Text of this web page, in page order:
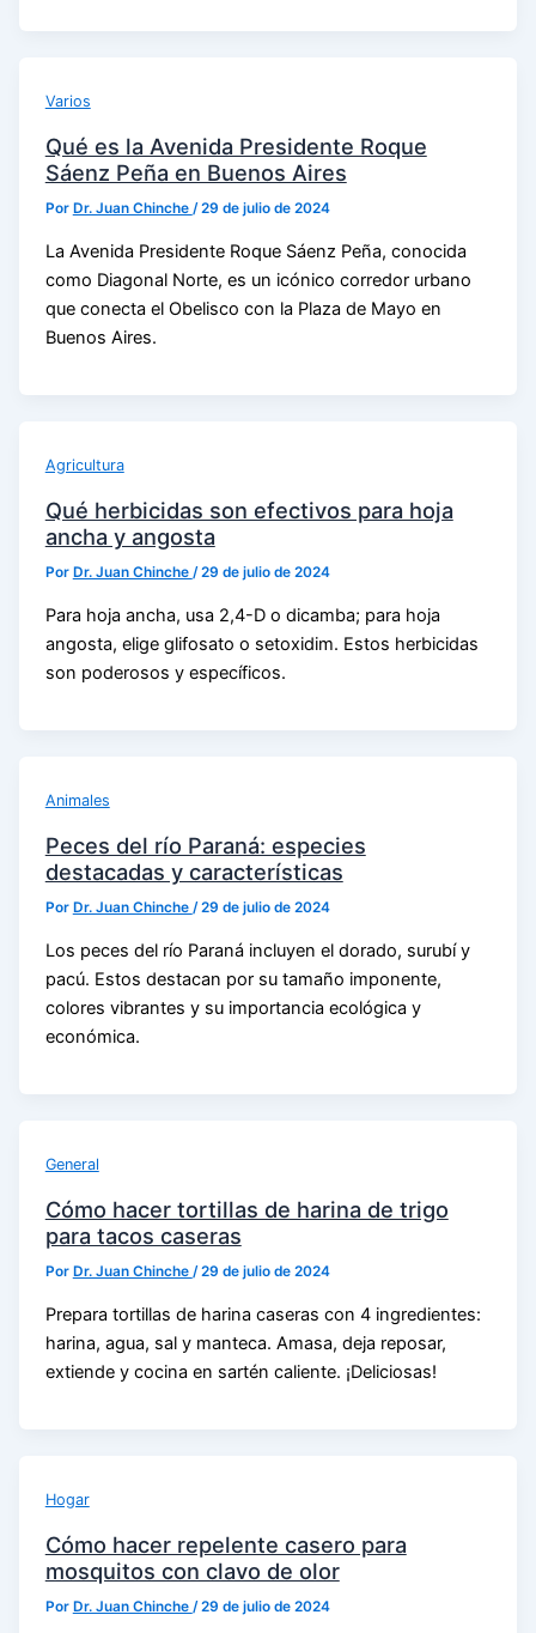
Varios
Qué es la Avenida Presidente Roque
Sáenz Peña en Buenos Aires
Por Dr. Juan Chinche /29 de julio de 2024
La Avenida Presidente Roque Sáenz Peña, conocida
como Diagonal Norte, es un icónico corredor urbano
que conecta el Obelisco con la Plaza de Mayo en
Buenos Aires.
Agricultura
Qué herbicidas son efectivos para hoja
ancha y angosta
Por Dr. Juan Chinche /29 de julio de 2024
Para hoja ancha, usa 2,4-D o dicamba; para hoja
angosta, elige glifosato o setoxidim. Estos herbicidas
son poderosos y específicos.
Animales
Peces del río Paraná: especies
destacadas y características
Por Dr. Juan Chinche /29 de julio de 2024
Los peces del río Paraná incluyen el dorado, surubí y
pacú. Estos destacan por su tamaño imponente,
colores vibrantes y su importancia ecológica y
económica.
General
Cómo hacer tortillas de harina de trigo
para tacos caseras
Por Dr. Juan Chinche /29 de julio de 2024
Prepara tortillas de harina caseras con 4 ingredientes:
harina, agua, sal y manteca. Amasa, deja reposar,
extiende y cocina en sartén caliente. ¡Deliciosas!
Hogar
Cómo hacer repelente casero para
mosquitos con clavo de olor
Por Dr. Juan Chinche /29 de julio de 2024